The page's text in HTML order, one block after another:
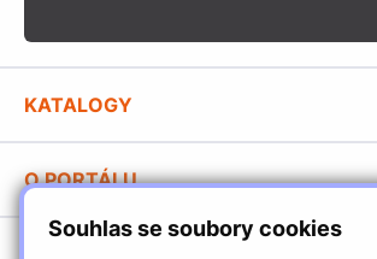
Souhlas se soubory cookies
KATALOGY
Stavební katalog Häfele
Brožury Häfele
O PORTÁLU
Provozovatel portálu